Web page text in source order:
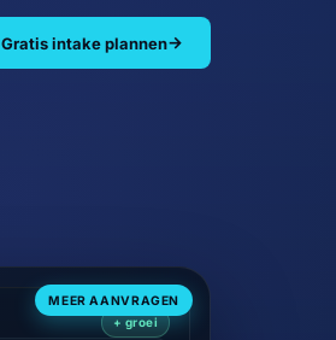
Gratis intake plannen→
MEER AANVRAGEN
+ groei